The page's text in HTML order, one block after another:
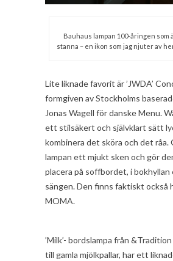
Bauhaus lampan 100-åringen som
stanna – en ikon som jag njuter av
Lite liknade favorit är ’JWDA’
formgiven av Stockholms
Jonas Wagell för danske Menu.
ett stilsäkert och självklart sätt
kombinera det sköra och det råa.
lampan ett mjukt sken och gör
placera på soffbordet, i bokhyllan
sängen. Den finns faktiskt också
MOMA.
’Milk’- bordslampa från
till gamla mjölkpallar, har ett